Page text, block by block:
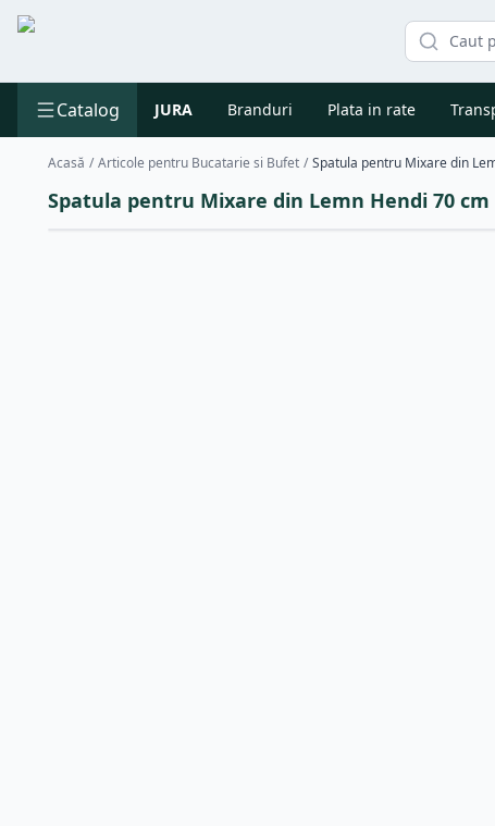
Catalog JURA Branduri Plata in rate
Acasă / Articole pentru Bucatarie si Bufet / Spatula pentru Mixare din
Spatula pentru Mixare din Lemn Hendi 70 cm